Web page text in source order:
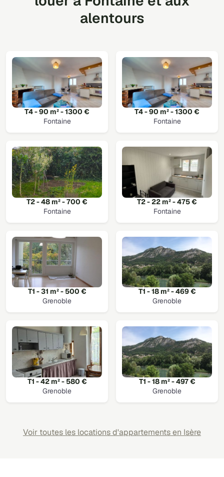
alentours
T4 - 90 m² - 1300 €
Fontaine
T4 - 90 m² - 1300 €
Fontaine
T2 - 48 m² - 700 €
Fontaine
T2 - 22 m² - 475 €
Fontaine
T1 - 31 m² - 500 €
Grenoble
T1 - 18 m² - 469 €
Grenoble
T1 - 42 m² - 580 €
Grenoble
T1 - 18 m² - 497 €
Grenoble
Voir toutes les locations d'appartements en Isère